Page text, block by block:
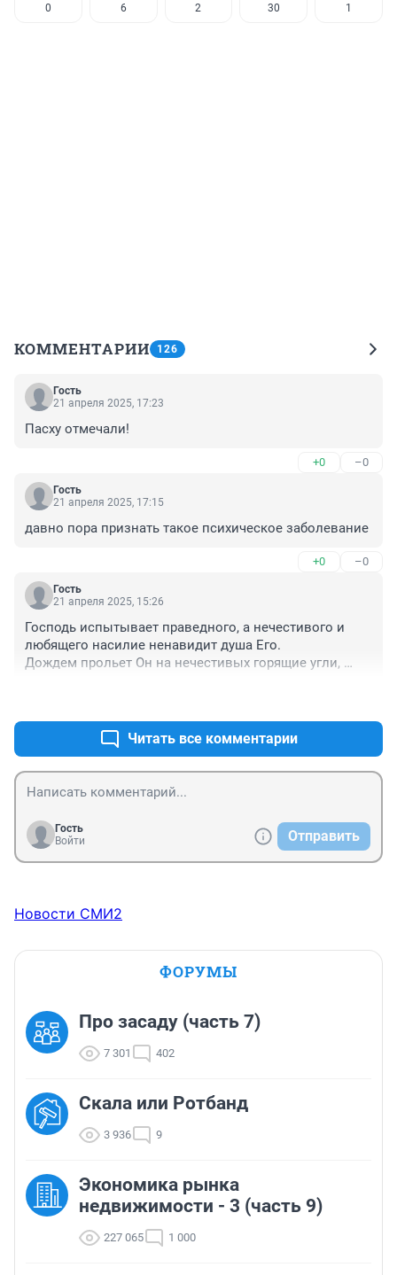
0 6 2 30 1
КОММЕНТАРИИ 126
Гость
21 апреля 2025, 17:23
Пасху отмечали!
+0 –0
Гость
21 апреля 2025, 17:15
давно пора признать такое психическое заболевание
+0 –0
Гость
21 апреля 2025, 15:26
Господь испытывает праведного, а нечестивого и
любящего насилие ненавидит душа Его.
Дождем прольет Он на нечестивых горящие угли,
Читать все комментарии
Гость
Войти
Отправить
Новости СМИ2
ФОРУМЫ
Про засаду (часть 7)
7 301 402
Скала или Ротбанд
3 936 9
Экономика рынка
недвижимости - 3 (часть 9)
227 065 1 000